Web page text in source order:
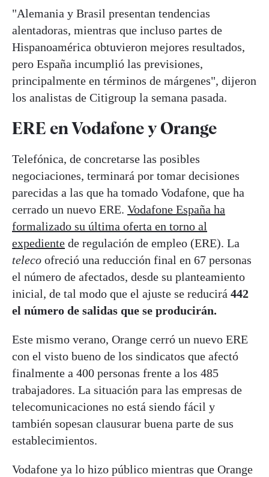
"Alemania y Brasil presentan tendencias
alentadoras, mientras que incluso partes de
Hispanoamérica obtuvieron mejores resultados,
pero España incumplió las previsiones,
principalmente en términos de márgenes", dijeron
los analistas de Citigroup la semana pasada.
ERE en Vodafone y Orange
Telefónica, de concretarse las posibles
negociaciones, terminará por tomar decisiones
parecidas a las que ha tomado Vodafone, que ha
cerrado un nuevo ERE. Vodafone España ha
formalizado su última oferta en torno al
expediente de regulación de empleo (ERE). La
teleco ofreció una reducción final en 67 personas
el número de afectados, desde su planteamiento
inicial, de tal modo que el ajuste se reducirá 442
el número de salidas que se producirán.
Este mismo verano, Orange cerró un nuevo ERE
con el visto bueno de los sindicatos que afectó
finalmente a 400 personas frente a los 485
trabajadores. La situación para las empresas de
telecomunicaciones no está siendo fácil y
también sopesan clausurar buena parte de sus
establecimientos.
Vodafone ya lo hizo público mientras que Orange